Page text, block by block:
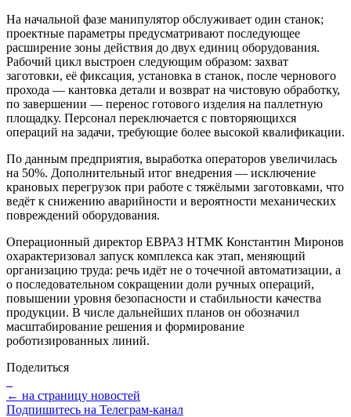
На начальной фазе манипулятор обслуживает один станок;
проектные параметры предусматривают последующее
расширение зоны действия до двух единиц оборудования.
Рабочий цикл выстроен следующим образом: захват
заготовки, её фиксация, установка в станок, после чернового
прохода — кантовка детали и возврат на чистовую обработку,
по завершении — перенос готового изделия на паллетную
площадку. Персонал переключается с повторяющихся
операций на задачи, требующие более высокой квалификации.
По данным предприятия, выработка операторов увеличилась
на 50%. Дополнительный итог внедрения — исключение
крановых перегрузок при работе с тяжёлыми заготовками, что
ведёт к снижению аварийности и вероятности механических
повреждений оборудования.
Операционный директор ЕВРАЗ НТМК Константин Миронов
охарактеризовал запуск комплекса как этап, меняющий
организацию труда: речь идёт не о точечной автоматизации, а
о последовательном сокращении доли ручных операций,
повышении уровня безопасности и стабильности качества
продукции. В числе дальнейших планов он обозначил
масштабирование решения и формирование
роботизированных линий.
Поделиться
← на страницу новостей
Подпишитесь на Телеграм-канал